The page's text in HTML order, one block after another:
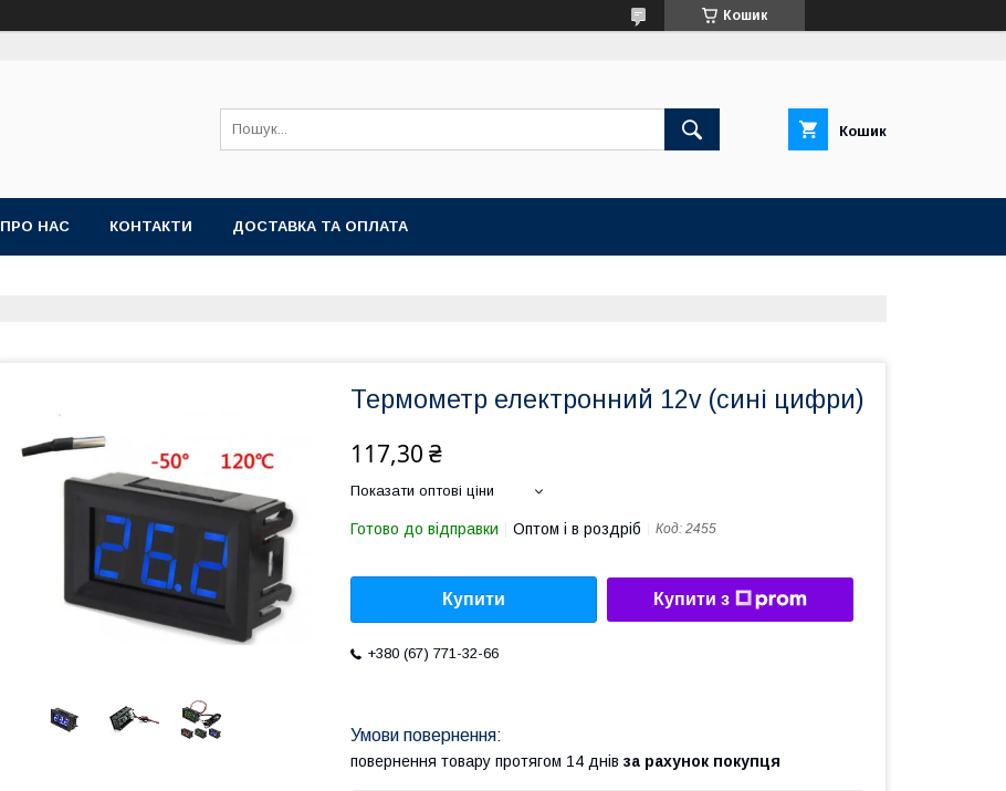
Кошик
Кошик
ПРО НАС КОНТАКТИ ДОСТАВКА ТА ОПЛАТА
Термометр електронний 12v (сині цифри)
117,30 ₴
Показати оптові ціни
Готово до відправки Оптом і в роздріб Код: 2455
Купити Купити з
+380 (67) 771-32-66
повернення товару протягом 14 днів за рахунок покупця